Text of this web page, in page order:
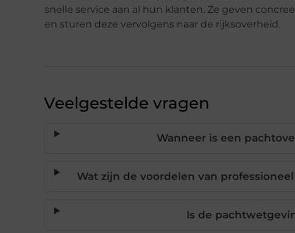
snelle service aan al hun klanten. Ze geven
en sturen deze vervolgens naar de rijksoverheid.
Veelgestelde vragen
Wanneer is een
Wat zijn de voordelen van
Is de